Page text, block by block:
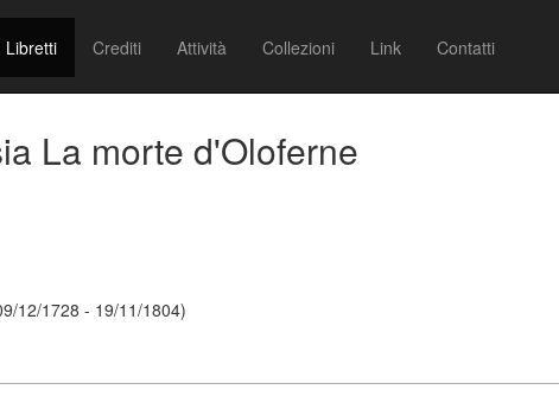
Libretti Crediti Attività Collezioni Link Contatti
La morte d'Oloferne
12/1728 - 19/11/1804)